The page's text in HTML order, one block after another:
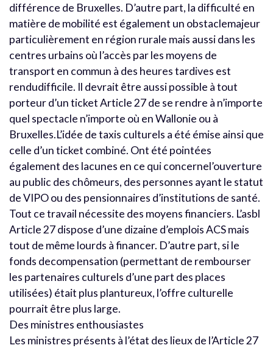
différence de Bruxelles. D’autre part, la difficulté en
matière de mobilité est également un obstaclemajeur
particulièrement en région rurale mais aussi dans les
centres urbains où l’accès par les moyens de
transport en commun à des heures tardives est
rendudifficile. Il devrait être aussi possible à tout
porteur d’un ticket Article 27 de se rendre à n’importe
quel spectacle n’importe où en Wallonie ou à
Bruxelles.L’idée de taxis culturels a été émise ainsi que
celle d’un ticket combiné. Ont été pointées
également des lacunes en ce qui concernel’ouverture
au public des chômeurs, des personnes ayant le statut
de VIPO ou des pensionnaires d’institutions de santé.
Tout ce travail nécessite des moyens financiers. L’asbl
Article 27 dispose d’une dizaine d’emplois ACS mais
tout de même lourds à financer. D’autre part, si le
fonds decompensation (permettant de rembourser
les partenaires culturels d’une part des places
utilisées) était plus plantureux, l’offre culturelle
pourrait être plus large.
Des ministres enthousiastes
Les ministres présents à l’état des lieux de l’Article 27